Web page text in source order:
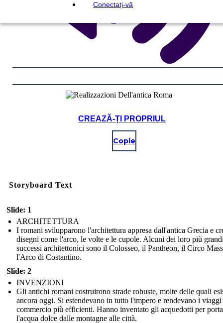
Conectați-vă
CREAZĂ-ȚI PROPRIUL
Copie
Storyboard Text
Slide: 1
ARCHITETTURA
I romani svilupparono l'architettura appresa dall'antica Grecia e
disegni come l'arco, le volte e le cupole. Alcuni dei loro più
successi architettonici sono il Colosseo, il Pantheon, il Circo
l'Arco di Costantino.
Slide: 2
INVENZIONI
Gli antichi romani costruirono strade robuste, molte delle quali
ancora oggi. Si estendevano in tutto l'impero e rendevano i
commercio più efficienti. Hanno inventato gli acquedotti per
l'acqua dolce dalle montagne alle città.